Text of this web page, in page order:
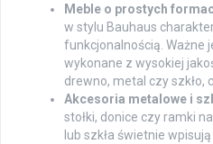
Meble o prostych
w stylu Bauhaus
funkcjonalnością. Ważne
wykonane z wysokiej
drewno, metal czy szkło,
Akcesoria metalowe i
stołki, donice czy ramki
lub szkła świetnie